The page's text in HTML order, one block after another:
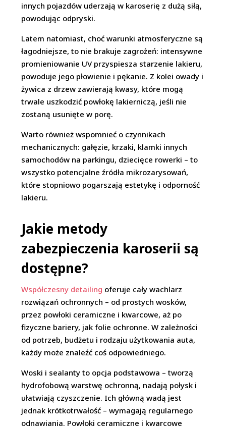
innych pojazdów uderzają w karoserię z dużą siłą,
powodując odpryski.
Latem natomiast, choć warunki atmosferyczne są
łagodniejsze, to nie brakuje zagrożeń: intensywne
promieniowanie UV przyspiesza starzenie lakieru,
powoduje jego płowienie i pękanie. Z kolei owady i
żywica z drzew zawierają kwasy, które mogą
trwale uszkodzić powłokę lakierniczą, jeśli nie
zostaną usunięte w porę.
Warto również wspomnieć o czynnikach
mechanicznych: gałęzie, krzaki, klamki innych
samochodów na parkingu, dziecięce rowerki – to
wszystko potencjalne źródła mikrozarysowań,
które stopniowo pogarszają estetykę i odporność
lakieru.
Jakie metody
zabezpieczenia karoserii są
dostępne?
Współczesny detailing oferuje cały wachlarz
rozwiązań ochronnych – od prostych wosków,
przez powłoki ceramiczne i kwarcowe, aż po
fizyczne bariery, jak folie ochronne. W zależności
od potrzeb, budżetu i rodzaju użytkowania auta,
każdy może znaleźć coś odpowiedniego.
Woski i sealanty to opcja podstawowa – tworzą
hydrofobową warstwę ochronną, nadają połysk i
ułatwiają czyszczenie. Ich główną wadą jest
jednak krótkotrwałość – wymagają regularnego
odnawiania. Powłoki ceramiczne i kwarcowe